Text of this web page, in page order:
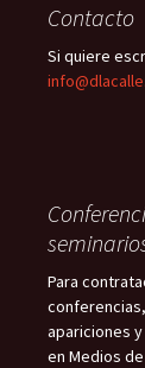
Contacto
Si quiere
Para
apariciones
en Medios